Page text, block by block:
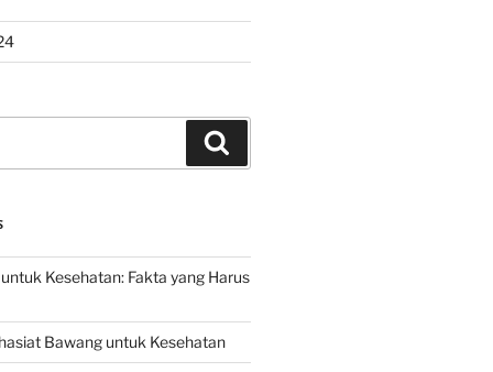
Kesehatan: Fakta yang Harus
Bawang untuk Kesehatan